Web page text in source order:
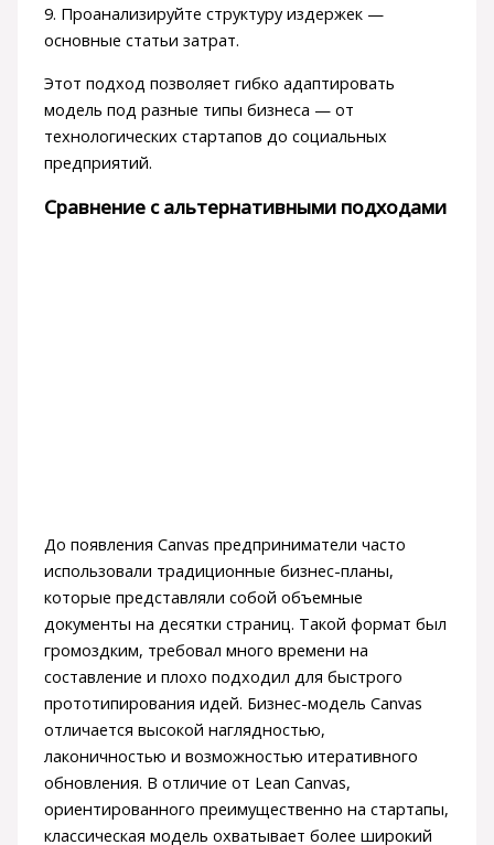
9. Проанализируйте структуру издержек —
основные статьи затрат.
Этот подход позволяет гибко адаптировать
модель под разные типы бизнеса — от
технологических стартапов до социальных
предприятий.
Сравнение с альтернативными подходами
До появления Canvas предприниматели часто
использовали традиционные бизнес-планы,
которые представляли собой объемные
документы на десятки страниц. Такой формат был
громоздким, требовал много времени на
составление и плохо подходил для быстрого
прототипирования идей. Бизнес-модель Canvas
отличается высокой наглядностью,
лаконичностью и возможностью итеративного
обновления. В отличие от Lean Canvas,
ориентированного преимущественно на стартапы,
классическая модель охватывает более широкий